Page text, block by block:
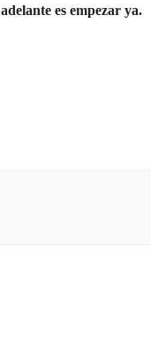
es empezar ya.